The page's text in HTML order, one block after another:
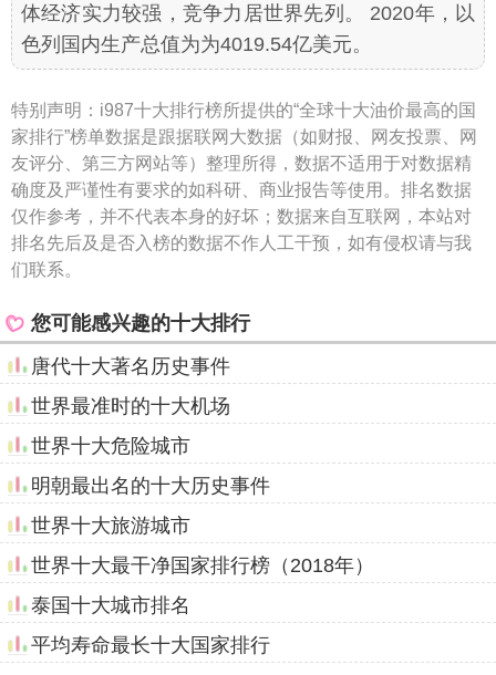
体经济实力较强，竞争力居世界先列。 2020年，以
色列国内生产总值为为4019.54亿美元。
特别声明： i987十大排行榜所提供的“全球十大油价最高的国
家排行”榜单数据是跟据联网大数据（如财报、网友投票、网
友评分、第三方网站等）整理所得，数据不适用于对数据精
确度及严谨性有要求的如科研、商业报告等使用。排名数据
仅作参考，并不代表本身的好坏；数据来自互联网，本站对
排名先后及是否入榜的数据不作人工干预，如有侵权请与我
们联系。
您可能感兴趣的十大排行
唐代十大著名历史事件
世界最准时的十大机场
世界十大危险城市
明朝最出名的十大历史事件
世界十大旅游城市
世界十大最干净国家排行榜（2018年）
泰国十大城市排名
平均寿命最长十大国家排行